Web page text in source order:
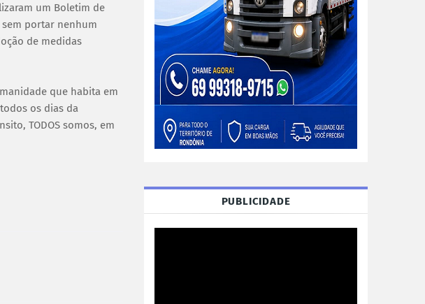
um Boletim de
sem portar nenhum
de medidas
que habita em
os dias da
TODOS somos, em
PUBLICIDADE